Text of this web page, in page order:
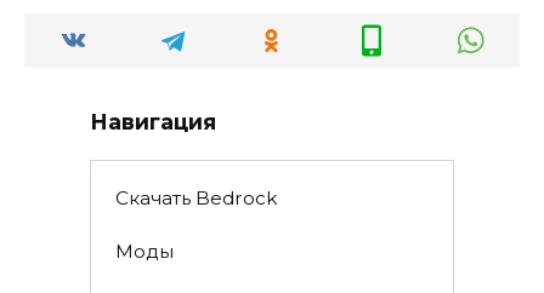
Навигация
Скачать Bedrock
Моды